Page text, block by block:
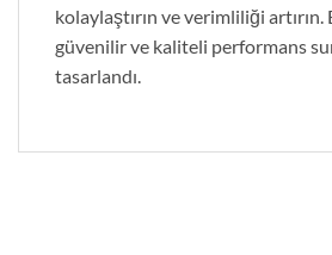
kolaylaştırın ve verimliliği artırın.
güvenilir ve kaliteli performans
tasarlandı.